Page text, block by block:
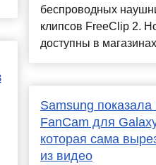
беспроводных
клипсов FreeClip 2.
доступны в
Samsung показала
FanCam для
которая сама
из видео